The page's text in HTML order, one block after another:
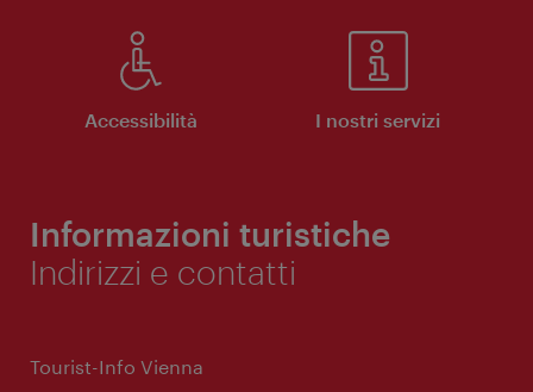
Accessibilità I nostri servizi
Informazioni turistiche
Indirizzi e contatti
Tourist-Info Vienna